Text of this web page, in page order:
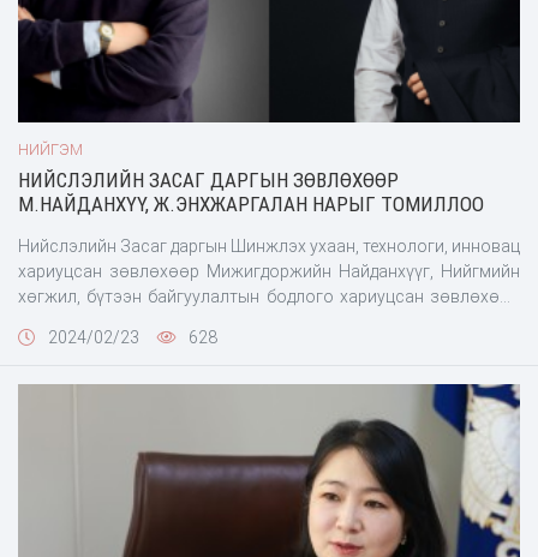
Онцгой байдлын ерөнхий газраас анхааруулж байна.
НИЙГЭМ
НИЙСЛЭЛИЙН ЗАСАГ ДАРГЫН ЗӨВЛӨХӨӨР
М.НАЙДАНХҮҮ, Ж.ЭНХЖАРГАЛАН НАРЫГ ТОМИЛЛОО
Нийслэлийн Засаг даргын Шинжлэх ухаан, технологи, инновац
хариуцсан зөвлөхөөр Мижигдоржийн Найданхүүг, Нийгмийн
хөгжил, бүтээн байгуулалтын бодлого хариуцсан зөвлөхөөр
Шинжлэх ухаан, технологи, инновац хариуцсан зөвлөх
онд Румын улсын Бухарест хотын УАААШУИС-ийг Зоо-
инжинeр, cтатистикч, 2010 онд МУИС-ийн Хууль зүйн
сургуулийг Эрх зүйч мэргэжлээр төгсөж, 2014 онд Норвегийн
АШУИС-д Докторын зэрэг хамгаалсан.Ажлын туршлагын
тухайд 1996-2002 онд ХААИС-д багшилж, 2002-2024 онд
Норвегийн АШУИС-д эрдэм шинжилгээний ажилтан,
докторантур, судлаачаар, 2019 онд БСШУС-ын яамны сайдын
2024/02/23 628